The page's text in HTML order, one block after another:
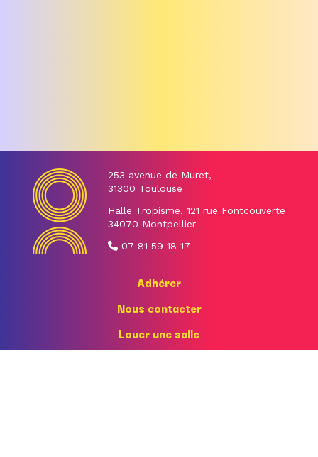
253 avenue de Muret,
31300 Toulouse
Halle Tropisme, 121 rue Fontcouverte
34070 Montpellier
07 81 59 18 17
Adhérer
Nous contacter
Louer une salle